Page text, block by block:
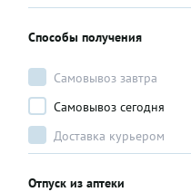
Способы получения
Самовывоз завтра
Самовывоз сегодня
Доставка курьером
Отпуск из аптеки